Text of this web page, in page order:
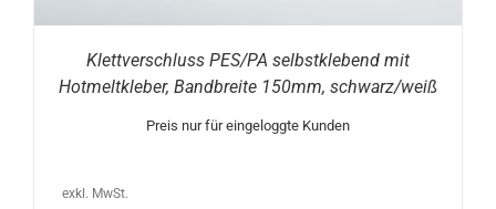
Klettverschluss PES/PA selbstklebend mit
Hotmeltkleber, Bandbreite 150mm, schwarz/weiß
Preis nur für eingeloggte Kunden
exkl. MwSt.